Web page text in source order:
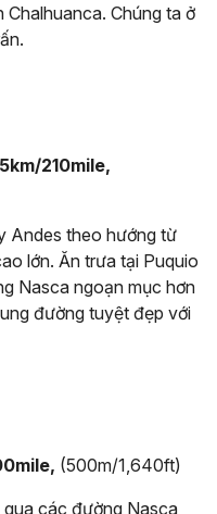
Chúng ta ở
210mile,
Andes theo hướng từ
lớn. Ăn trưa tại Puquio
Nasca ngoạn mục hơn
đường tuyệt đẹp với
(500m/1,640ft)
các đường Nasca